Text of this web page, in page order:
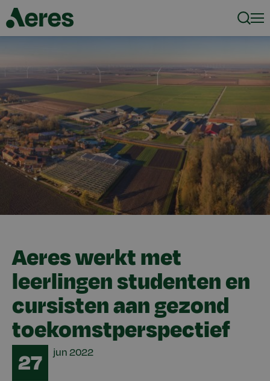
Aeres werkt met
leerlingen studenten en
cursisten aan gezond
toekomstperspectief
27 jun2022